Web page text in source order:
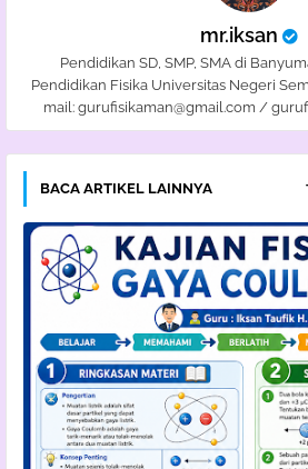
mr.iksan
Pendidikan SD, SMP, SMA di
Pendidikan Fisika Universitas Negeri
mail: gurufisikaman@gmail.com /
BACA ARTIKEL LAINNYA